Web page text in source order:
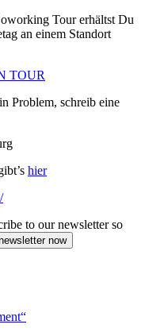
Tour erhältst Du
an einem Standort
TOUR
Problem, schreib eine
hier
to our newsletter so
now